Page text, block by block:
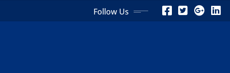
Follow Us